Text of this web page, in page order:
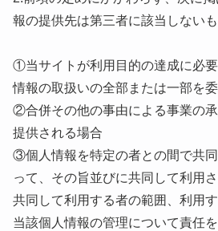
報の提供先は第三者に該当しないも
①当サイトが利用目的の達成に必
情報の取扱いの全部または一部を
②合併その他の事由による事業の
提供される場合
③個人情報を特定の者との間で共
って、その旨並びに共同して利用
共同して利用する者の範囲、利用
当該個人情報の管理について責任